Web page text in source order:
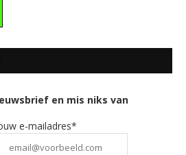
en mis niks van
e-mailadres*